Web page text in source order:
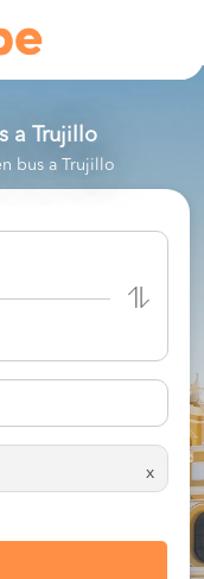
a Trujillo
bus a Trujillo
x